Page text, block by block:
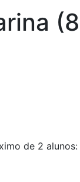
(8
de 2 alunos: